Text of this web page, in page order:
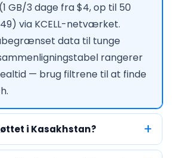
GB/3 dage fra $4, op til 50
via KCELL-netværket.
data til tunge
rangerer
— brug filtrene til at finde
i Kasakhstan?